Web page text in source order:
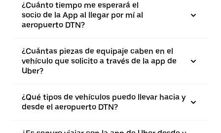
¿Cuánto tiempo me esperará el
socio de la App al llegar por mí al
aeropuerto DTN?
¿Cuántas piezas de equipaje caben en el
vehículo que solicito a través de la app de
Uber?
¿Qué tipos de vehículos puedo llevar hacia y
desde el aeropuerto DTN?